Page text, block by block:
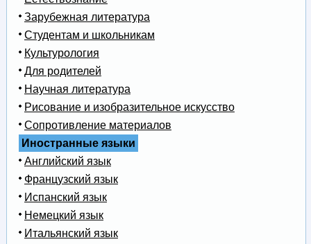
Зарубежная литература
Студентам и школьникам
Культурология
Для родителей
Научная литература
Рисование и изобразительное искусство
Сопротивление материалов
Иностранные языки
Английский язык
Французский язык
Испанский язык
Немецкий язык
Итальянский язык